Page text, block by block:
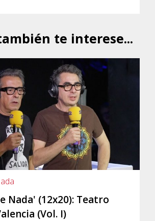
te interese...
Nada' (12x20): Teatro
(Vol. I)